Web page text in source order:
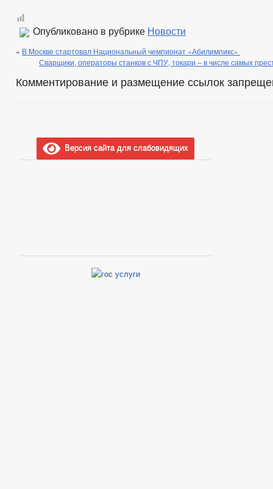
Опубликовано в рубрике Новости
« В Москве стартовал Национальный чемпионат «Абилимпикс»
Сварщики, операторы станков с ЧПУ, токари – в числе самых
Комментирование и размещение ссылок
Версия сайта для слабовидящих